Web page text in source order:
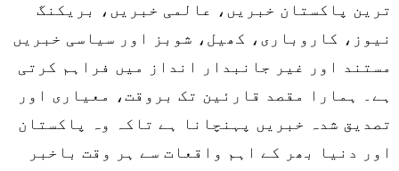
ترین پاکستان خبریں، عالمی خبریں، بریکنگ
نیوز، کاروباری، کھیل، شوبز اور سیاسی خبریں
مستند اور غیر جانبدار انداز میں فراہم کرتی
ہے۔ ہمارا مقصد قارئین تک بروقت، معیاری اور
تصدیق شدہ خبریں پہنچانا ہے تاکہ وہ پاکستان
اور دنیا بھر کے اہم واقعات سے ہر وقت باخبر